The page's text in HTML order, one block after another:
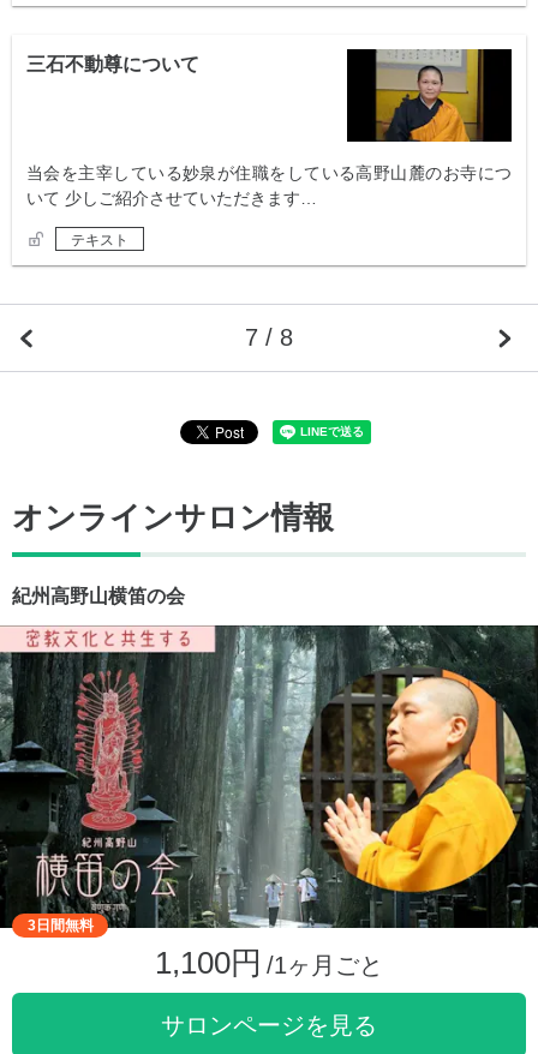
三石不動尊について
当会を主宰している妙泉が住職をしている高野山麓のお寺につ
いて 少しご紹介させていただきます…
テキスト
7 / 8
オンラインサロン情報
紀州高野山横笛の会
3日間無料
1,100円 /1ヶ月ごと
サロンページを見る